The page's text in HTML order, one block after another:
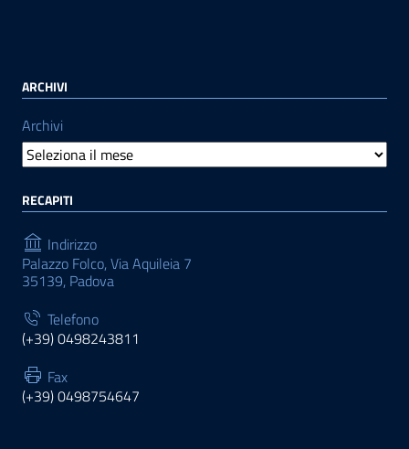
ARCHIVI
Archivi
RECAPITI
Indirizzo
Palazzo Folco, Via Aquileia 7
35139, Padova
Telefono
(+39) 0498243811
Fax
(+39) 0498754647